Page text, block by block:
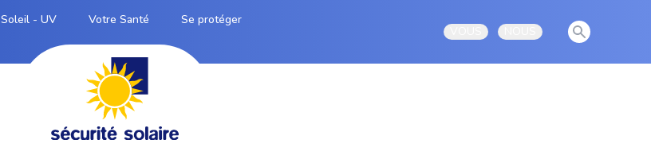
Soleil - UV Votre Santé
Se protéger
Open user menuOpen user menu
View